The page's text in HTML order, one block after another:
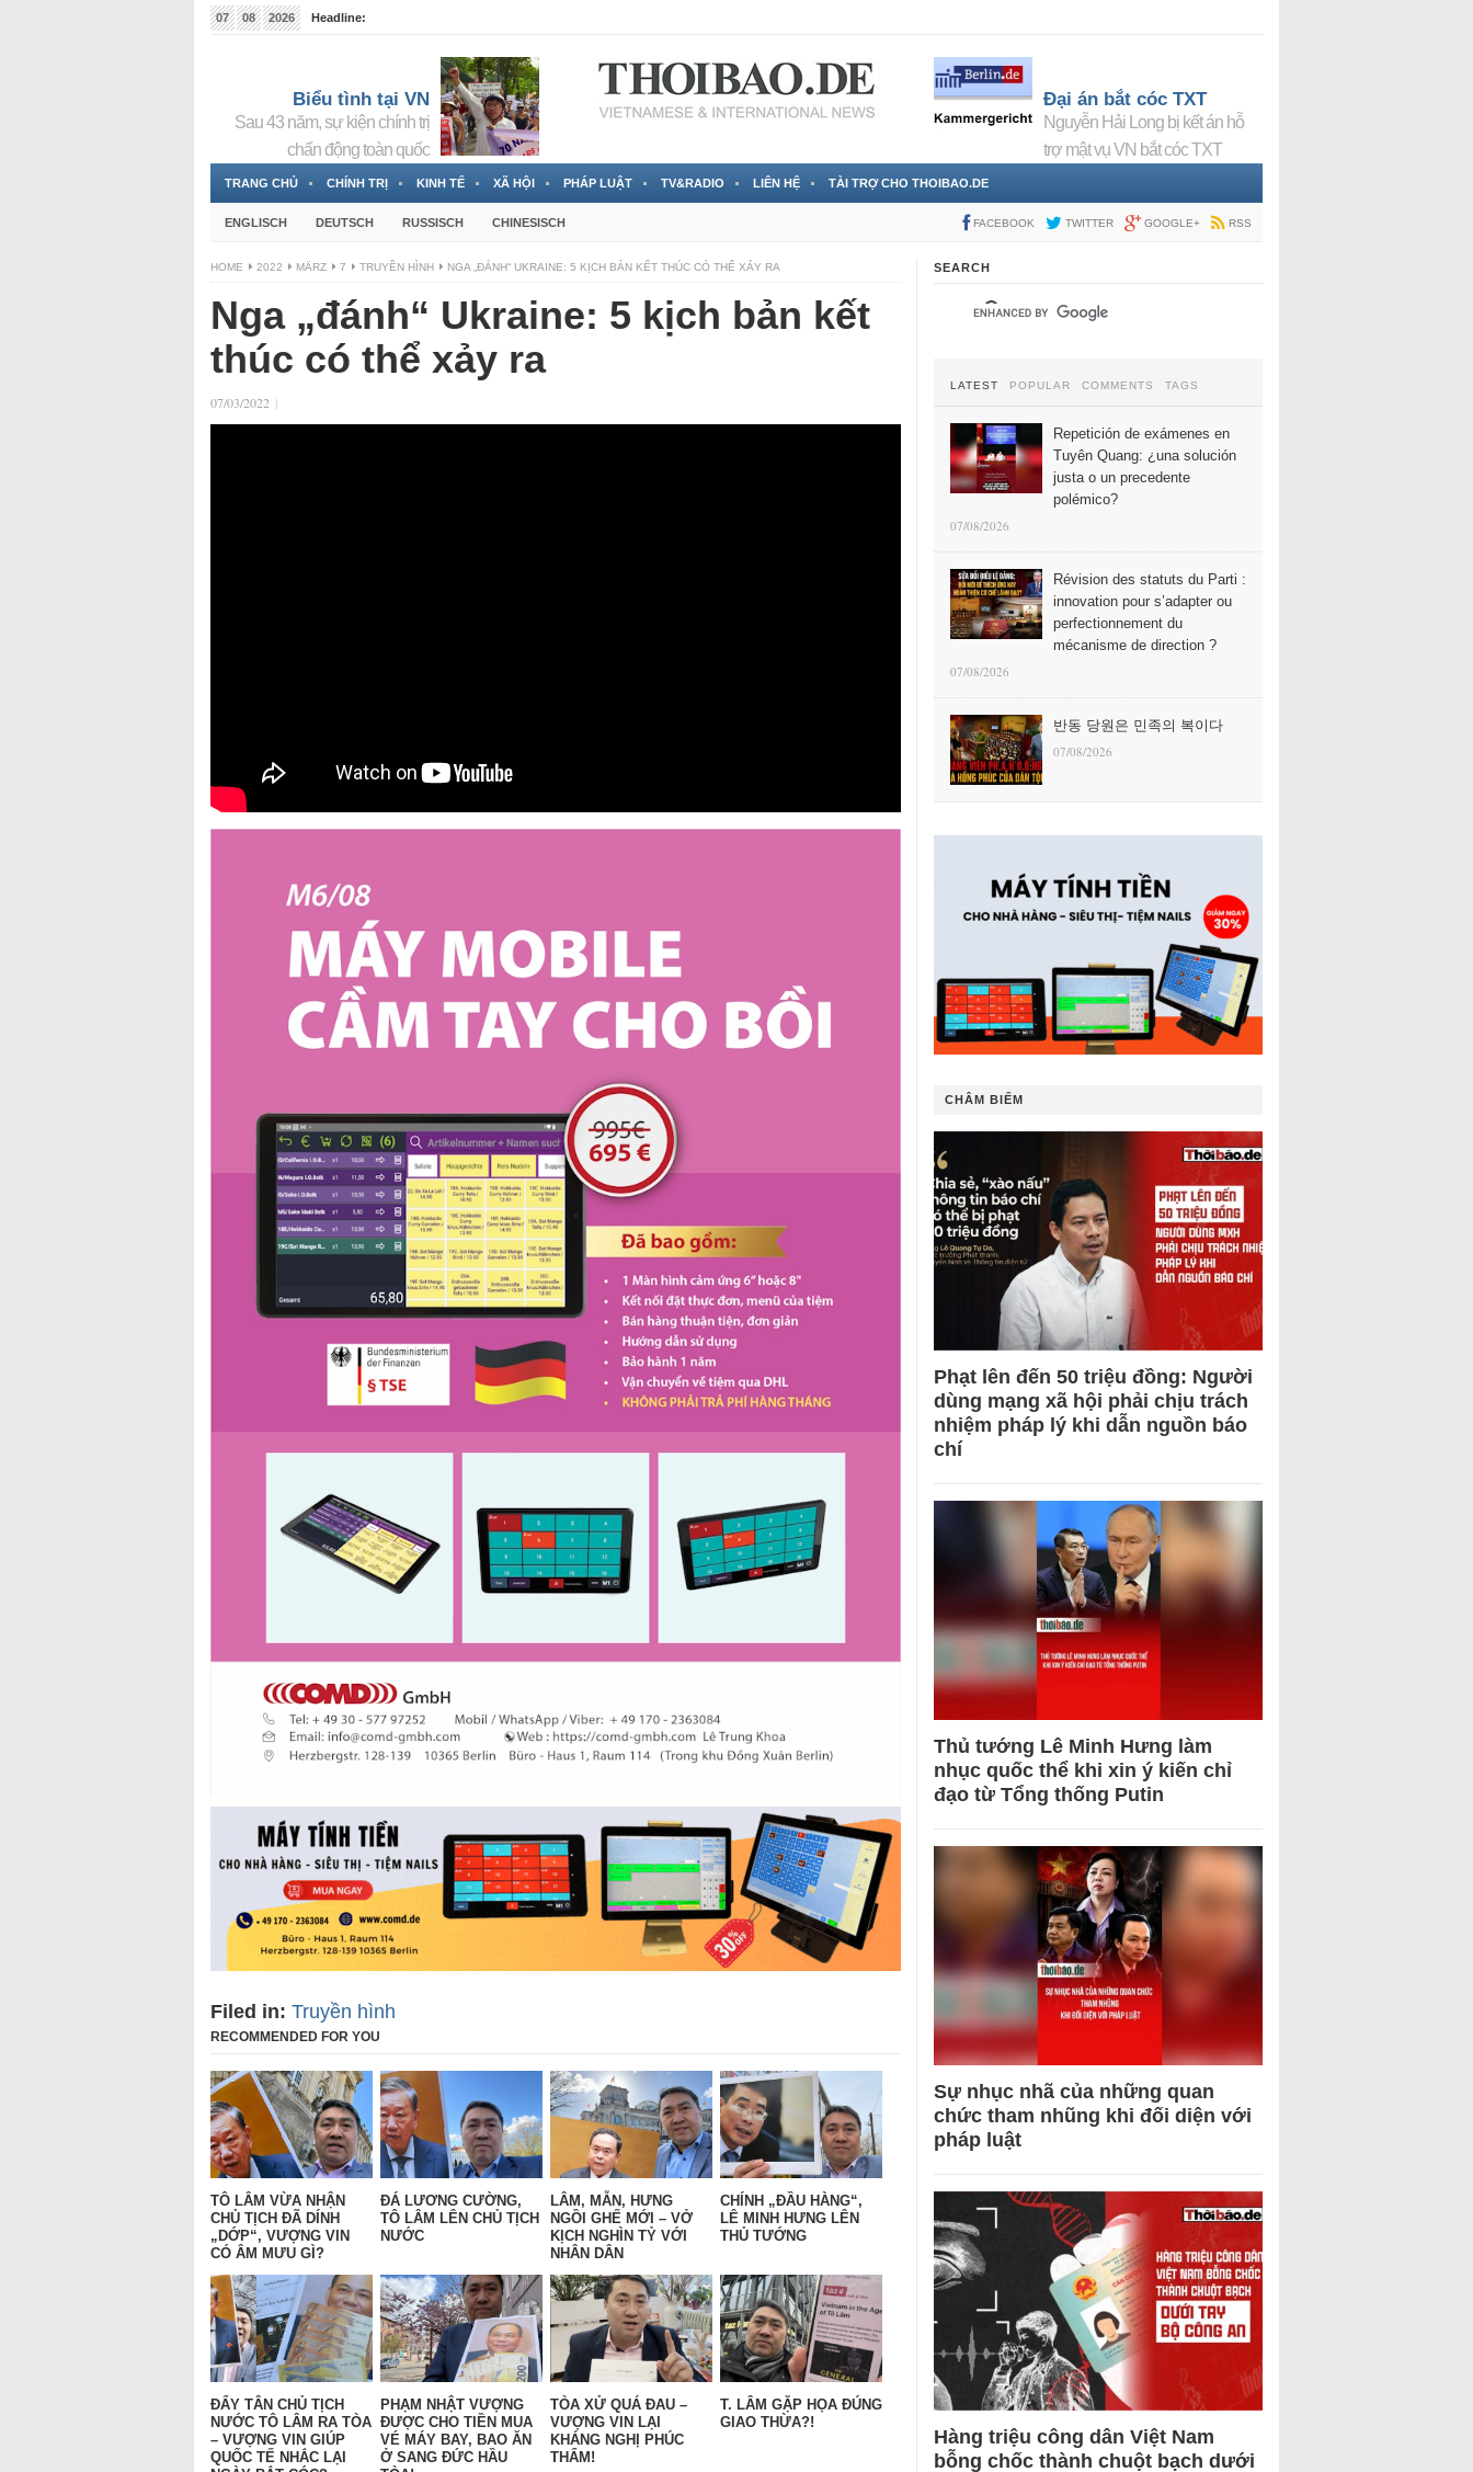
07 08 2026
Headline:
Biểu tình tại VN
Sau 43 năm, sự kiện chính trị
chấn động toàn quốc
Đại án bắt cóc TXT
Nguyễn Hải Long bị kết án hỗ
trợ mật vụ VN bắt cóc TXT
TRANG CHỦ CHÍNH TRỊ KINH TẾ XÃ HỘI PHÁP LUẬT TV&RADIO LIÊN HỆ TÀI TRỢ CHO THOIBAO.DE
ENGLISCH DEUTSCH RUSSISCH CHINESISCH FACEBOOK TWITTER GOOGLE+ RSS
HOME 2022 MÄRZ 7 TRUYỀN HÌNH NGA „ĐÁNH“ UKRAINE: 5 KỊCH BẢN KẾT THÚC CÓ THỂ XẢY RA
Nga „đánh“ Ukraine: 5 kịch bản kết
thúc có thể xảy ra
07/03/2022 |
Filed in: Truyền hình
RECOMMENDED FOR YOU
TÔ LÂM VỪA NHẬN
CHỦ TỊCH ĐÃ DÍNH
„DỚP“, VƯỢNG VIN
CÓ ÂM MƯU GÌ?
ĐÁ LƯƠNG CƯỜNG,
TÔ LÂM LÊN CHỦ TỊCH
NƯỚC
LÂM, MẪN, HƯNG
NGỒI GHẾ MỚI – VỞ
KỊCH NGHÌN TỶ VỚI
NHÂN DÂN
CHÍNH „ĐẦU HÀNG“,
LÊ MINH HƯNG LÊN
THỦ TƯỚNG
ĐẨY TÂN CHỦ TỊCH
NƯỚC TÔ LÂM RA TÒA
– VƯỢNG VIN GIÚP
QUỐC TẾ NHẮC LẠI
PHẠM NHẬT VƯỢNG
ĐƯỢC CHO TIỀN MUA
VÉ MÁY BAY, BAO ĂN
Ở SANG ĐỨC HẦU
TÒA XỬ QUÁ ĐAU –
VƯỢNG VIN LẠI
KHÁNG NGHỊ PHÚC
THẨM!
T. LÂM GẶP HỌA ĐÚNG
GIAO THỪA?!
SEARCH
LATEST POPULAR COMMENTS TAGS
Repetición de exámenes en
Tuyên Quang: ¿una solución
justa o un precedente
polémico?
07/08/2026
Révision des statuts du Parti :
innovation pour s’adapter ou
perfectionnement du
mécanisme de direction ?
07/08/2026
반동 당원은 민족의 복이다
07/08/2026
CHÂM BIẾM
Phạt lên đến 50 triệu đồng: Người
dùng mạng xã hội phải chịu trách
nhiệm pháp lý khi dẫn nguồn báo
chí
Thủ tướng Lê Minh Hưng làm
nhục quốc thể khi xin ý kiến chỉ
đạo từ Tổng thống Putin
Sự nhục nhã của những quan
chức tham nhũng khi đối diện với
pháp luật
Hàng triệu công dân Việt Nam
bỗng chốc thành chuột bạch dưới